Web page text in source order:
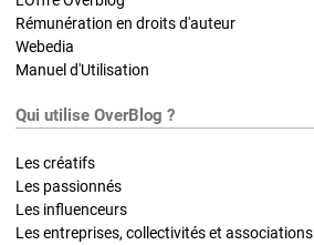
Rémunération en droits d'auteur
Webedia
Manuel d'Utilisation
Qui utilise OverBlog ?
Les créatifs
Les passionnés
Les influenceurs
Les entreprises, collectivités et associations